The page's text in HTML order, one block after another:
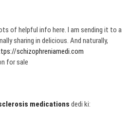
of helpful info here. I am sending it to a
sharing in delicious. And naturally,
schizophreniamedi.com
for sale
medications dedi ki: